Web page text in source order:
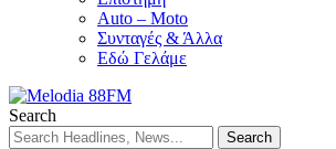
Auto – Moto
Συνταγές & Άλλα
Εδώ Γελάμε
Search